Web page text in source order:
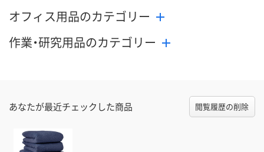
オフィス用品のカテゴリー
作業・研究用品のカテゴリー
あなたが最近チェックした商品 閲覧履歴の削除